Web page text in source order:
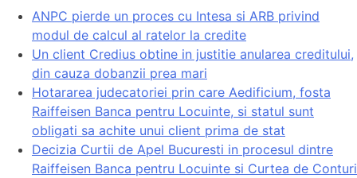
ANPC pierde un proces cu Intesa si ARB privind
modul de calcul al ratelor la credite
Un client Credius obtine in justitie anularea creditului,
din cauza dobanzii prea mari
Hotararea judecatoriei prin care Aedificium, fosta
Raiffeisen Banca pentru Locuinte, si statul sunt
obligati sa achite unui client prima de stat
Decizia Curtii de Apel Bucuresti in procesul dintre
Raiffeisen Banca pentru Locuinte si Curtea de Conturi